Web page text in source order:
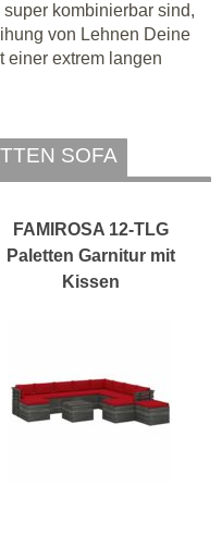
kombinierbar sind,
von Lehnen Deine
einer extrem langen
SOFA
FAMIROSA 12-TLG
Paletten Garnitur mit
Kissen